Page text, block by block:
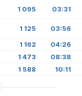
1 095 03:31
1 125 03:56
1 162 04:26
1 473 08:38
1 588 10:11